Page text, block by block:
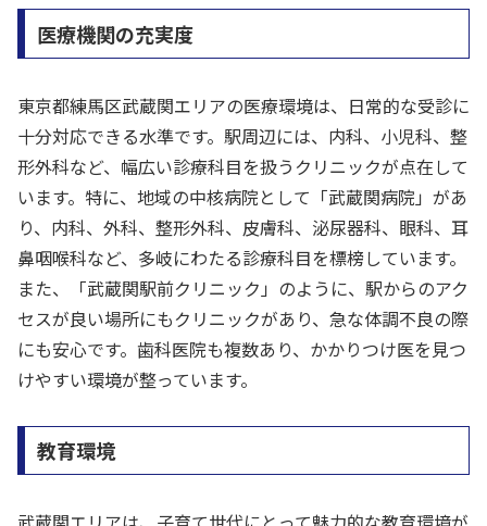
医療機関の充実度
東京都練馬区武蔵関エリアの医療環境は、日常的な受診に
十分対応できる水準です。駅周辺には、内科、小児科、整
形外科など、幅広い診療科目を扱うクリニックが点在して
います。特に、地域の中核病院として「武蔵関病院」があ
り、内科、外科、整形外科、皮膚科、泌尿器科、眼科、耳
鼻咽喉科など、多岐にわたる診療科目を標榜しています。
また、「武蔵関駅前クリニック」のように、駅からのアク
セスが良い場所にもクリニックがあり、急な体調不良の際
にも安心です。歯科医院も複数あり、かかりつけ医を見つ
けやすい環境が整っています。
教育環境